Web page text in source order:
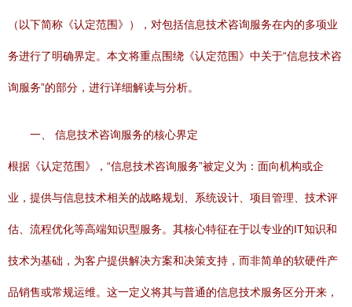
（以下简称《认定范围》），对包括信息技术咨询服务在内的多项业
务进行了明确界定。本文将重点围绕《认定范围》中关于“信息技术咨
询服务”的部分，进行详细解读与分析。
一、 信息技术咨询服务的核心界定
根据《认定范围》，“信息技术咨询服务”被定义为：面向机构或企
业，提供与信息技术相关的战略规划、系统设计、项目管理、技术评
估、流程优化等高端知识型服务。其核心特征在于以专业的IT知识和
技术为基础，为客户提供解决方案和决策支持，而非简单的软硬件产
品销售或常规运维。这一定义将其与普通的信息技术服务区分开来，